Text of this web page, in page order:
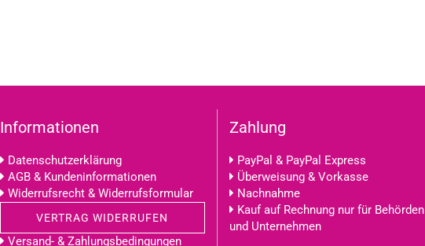
Informationen
Datenschutzerklärung
AGB & Kundeninformationen
Widerrufsrecht & Widerrufsformular
VERTRAG WIDERRUFEN
Versand- & Zahlungsbedingungen
Zahlung
PayPal & PayPal Express
Überweisung & Vorkasse
Nachnahme
Kauf auf Rechnung nur für Behörden
und Unternehmen